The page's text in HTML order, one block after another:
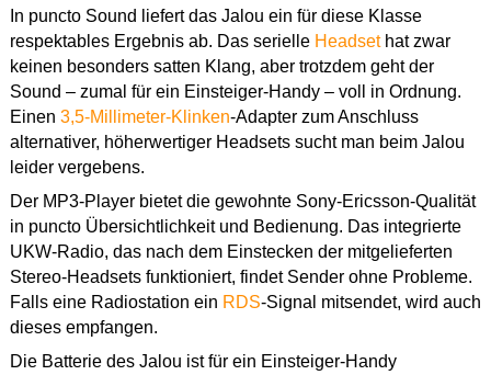
In puncto Sound liefert das Jalou ein für diese Klasse
respektables Ergebnis ab. Das serielle Headsethat zwar
keinen besonders satten Klang, aber trotzdem geht der
Sound – zumal für ein Einsteiger-Handy – voll in Ordnung.
Einen 3,5-Millimeter-Klinken-Adapter zum Anschluss
alternativer, höherwertiger Headsets sucht man beim Jalou
leider vergebens.
Der MP3-Player bietet die gewohnte Sony-Ericsson-Qualität
in puncto Übersichtlichkeit und Bedienung. Das integrierte
UKW-Radio, das nach dem Einstecken der mitgelieferten
Stereo-Headsets funktioniert, findet Sender ohne Probleme.
Falls eine Radiostation ein RDS-Signal mitsendet, wird auch
dieses empfangen.
Die Batterie des Jalou ist für ein Einsteiger-Handy